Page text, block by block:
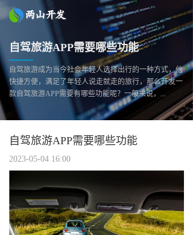
自驾旅游APP需要哪些功能
自驾旅游成为当今社会年轻人选择出行的一种方式，他
快捷方便，满足了年轻人说走就走的旅行，那么开发一
款自驾旅游APP需要有哪些功能呢？一般来说，...
自驾旅游APP需要哪些功能
2023-05-04 16:00